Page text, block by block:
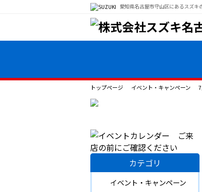
愛知県名古屋市守山区にあるスズキ
トップページ イベント・キャンペーン
カテゴリ
イベント・キャンペーン